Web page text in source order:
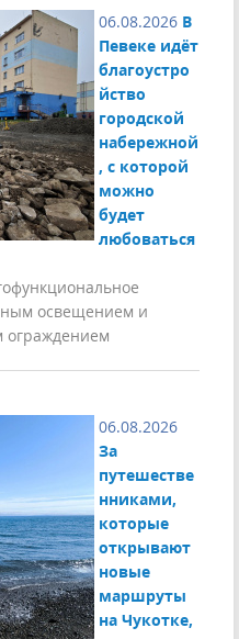
06.08.2026 В
Певеке идёт
благоустро
йство
городской
набережной
, с которой
можно
будет
любоваться
освещением и
ограждением
06.08.2026
За
путешестве
нниками,
которые
открывают
новые
маршруты
на Чукотке,